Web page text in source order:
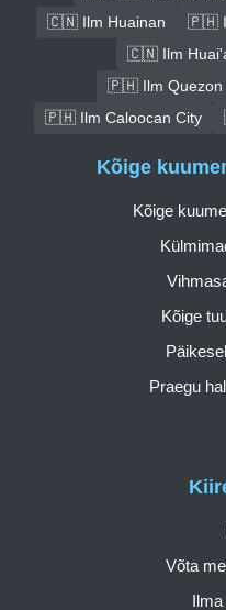
🇨🇳 Ilm Huainan
🇵🇭
🇨🇳 Ilm
🇵🇭 Ilm Quezon
🇵🇭 Ilm Caloocan City
Võta
Kõige
Kõige
Kõige
Praegu